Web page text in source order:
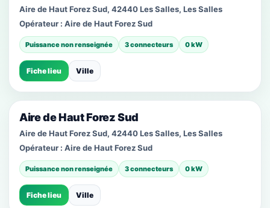
Aire de Haut Forez Sud, 42440 Les Salles, Les Salles
Opérateur : Aire de Haut Forez Sud
Puissance non renseignée 3 connecteurs 0 kW
Fiche lieu Ville
Aire de Haut Forez Sud
Aire de Haut Forez Sud, 42440 Les Salles, Les Salles
Opérateur : Aire de Haut Forez Sud
Puissance non renseignée 3 connecteurs 0 kW
Fiche lieu Ville